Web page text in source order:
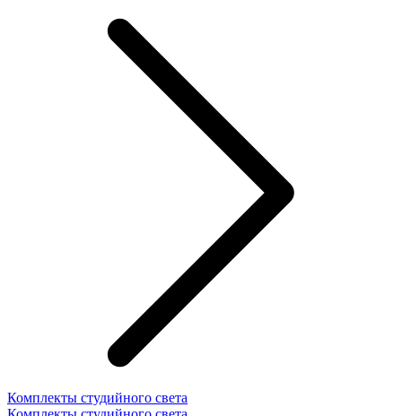
Комплекты студийного света